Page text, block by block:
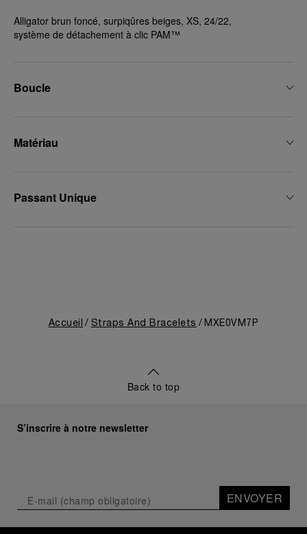
Alligator brun foncé, surpiqûres beiges, XS, 24/22,
système de détachement à clic PAM™
Boucle
Matériau
Passant Unique
Accueil Straps And Bracelets MXE0VM7P
Back to top
S’inscrire à notre newsletter
ENVOYER